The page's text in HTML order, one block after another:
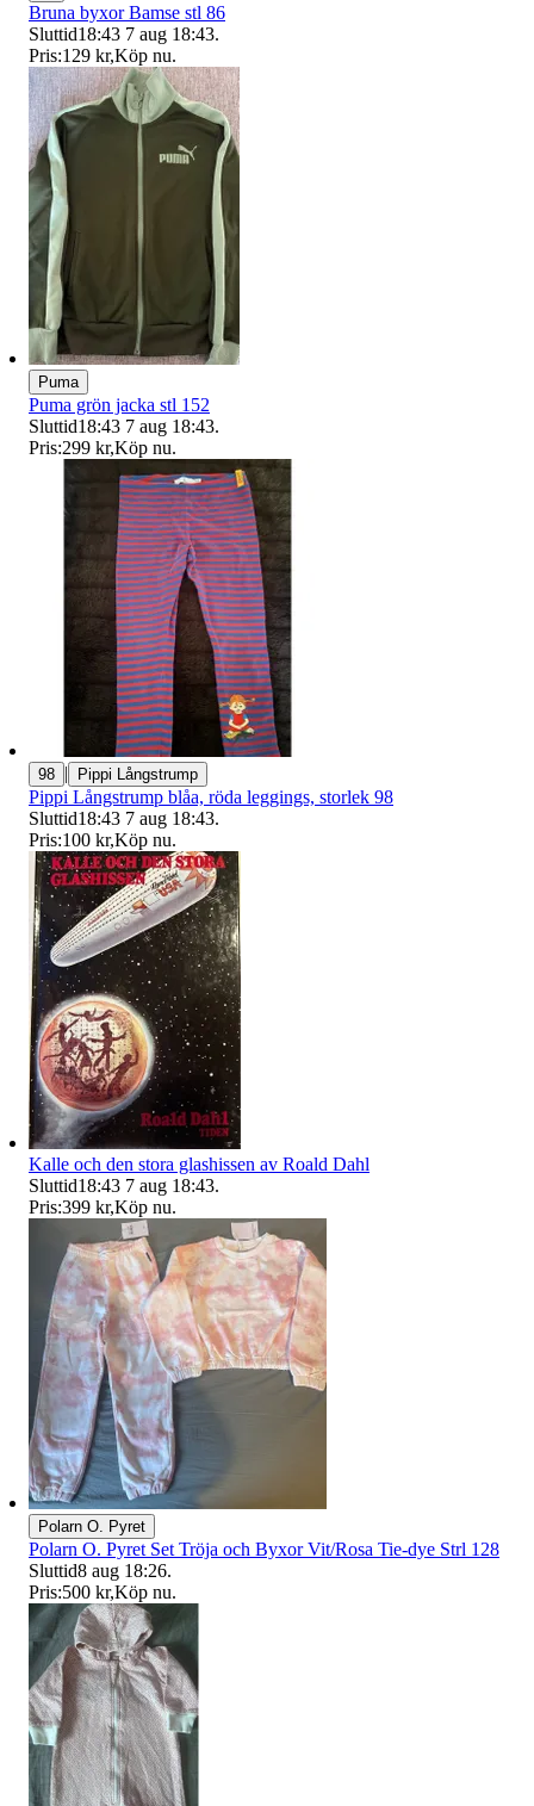
Bruna byxor Bamse stl 86
Sluttid18:43 7 aug 18:43.
Pris:129 kr,Köp nu.
Puma
Puma grön jacka stl 152
Sluttid18:43 7 aug 18:43.
Pris:299 kr,Köp nu.
98 | Pippi Långstrump
Pippi Långstrump blåa, röda leggings, storlek 98
Sluttid18:43 7 aug 18:43.
Pris:100 kr,Köp nu.
Kalle och den stora glashissen av Roald Dahl
Sluttid18:43 7 aug 18:43.
Pris:399 kr,Köp nu.
Polarn O. Pyret
Polarn O. Pyret Set Tröja och Byxor Vit/Rosa Tie-dye Strl 128
Sluttid8 aug 18:26.
Pris:500 kr,Köp nu.